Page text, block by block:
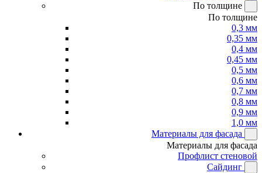
По толщине
По толщине
0,3 мм
0,35 мм
0,4 мм
0,45 мм
0,5 мм
0,6 мм
0,7 мм
0,8 мм
0,9 мм
1,0 мм
Материалы для фасада
Материалы для фасада
Профлист стеновой
Сайдинг